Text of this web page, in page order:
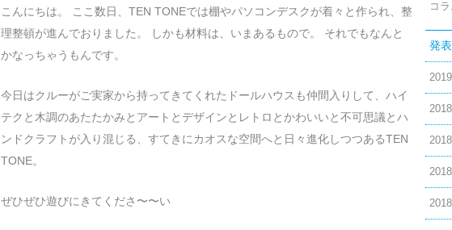
こんにちは。 ここ数日、TEN TONEでは棚やパソコンデスクが着々と作られ、整
理整頓が進んでおりました。 しかも材料は、いまあるもので。 それでもなんと
かなっちゃうもんです。
今日はクルーがご実家から持ってきてくれたドールハウスも仲間入りして、ハイ
テクと木調のあたたかみとアートとデザインとレトロとかわいいと不可思議とハ
ンドクラフトが入り混じる、すてきにカオスな空間へと日々進化しつつあるTEN
TONE。
ぜひぜひ遊びにきてくださ〜〜い
コ
発